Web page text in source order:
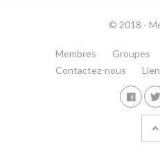
© 2018 -
Membres Groupes
Contactez-nous